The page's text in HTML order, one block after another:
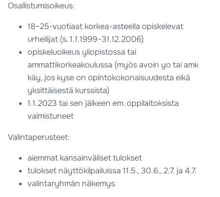
Osallistumisoikeus:
18–25-vuotiaat korkea-asteella opiskelevat
urheilijat (s. 1.1.1999–31.12.2006)
opiskeluoikeus yliopistossa tai
ammattikorkeakoulussa (myös avoin yo tai amk
käy, jos kyse on opintokokonaisuudesta eikä
yksittäisestä kurssista)
1.1.2023 tai sen jälkeen em. oppilaitoksista
valmistuneet
Valintaperusteet:
aiemmat kansainväliset tulokset
tulokset näyttökilpailuissa 11.5., 30.6., 2.7. ja 4.7.
valintaryhmän näkemys